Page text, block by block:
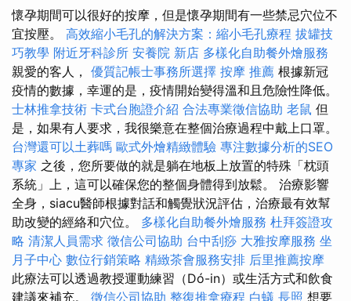
懷孕期間可以很好的按摩，但是懷孕期間有一些禁忌穴位不
宜按壓。 高效縮小毛孔的解決方案：縮小毛孔療程 拔罐技
巧教學 附近牙科診所 安養院 新店 多樣化自助餐外燴服務
親愛的客人， 優質記帳士事務所選擇 按摩 推薦 根據新冠
疫情的數據，幸運的是，疫情開始變得溫和且危險性降低。
士林推拿技術 卡式台胞證介紹 合法專業徵信協助 老鼠 但
是，如果有人要求，我很樂意在整個治療過程中戴上口罩。
台灣還可以土葬嗎 歐式外燴精緻體驗 專注數據分析的SEO
專家 之後，您所要做的就是躺在地板上放置的特殊「枕頭
系統」上，這可以確保您的整個身體得到放鬆。 治療影響
全身，siacu醫師根據對話和觸覺狀況評估，治療最有效幫
助改變的經絡和穴位。 多樣化自助餐外燴服務 杜拜簽證攻
略 清潔人員需求 徵信公司協助 台中刮痧 大雅按摩服務 坐
月子中心 數位行銷策略 精緻茶會服務安排 后里推薦按摩
此療法可以透過教授運動練習（Dó-in）或生活方式和飲食
建議來補充。 徵信公司協助 整復推拿療程 白蟻 長照 想要